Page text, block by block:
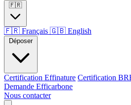
🇫🇷
🇫🇷 Français 🇬🇧 English
Déposer
Certification Effinature Certification
Demande Efficarbone
Nous contacter